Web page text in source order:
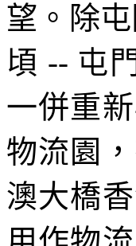
望。除
頃 -- 屯
一併重
物流園
澳大橋